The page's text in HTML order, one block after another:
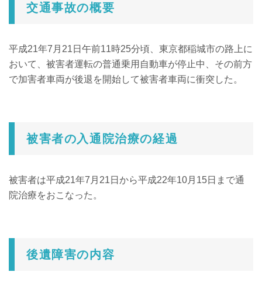
交通事故の概要
平成21年7月21日午前11時25分頃、東京都稲城市の路上に
おいて、被害者運転の普通乗用自動車が停止中、その前方
で加害者車両が後退を開始して被害者車両に衝突した。
被害者の入通院治療の経過
被害者は平成21年7月21日から平成22年10月15日まで通
院治療をおこなった。
後遺障害の内容